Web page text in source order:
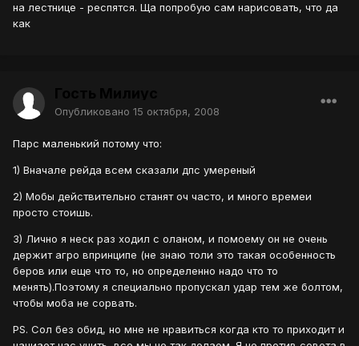
на лестнице - респятся. Ща попробую сам нарисовать, что да
как
Опубликовано 15 октября, 2008
Парс маленький потому что:
1) Вначале рейда всем сказали дпс умереный
2) Мобы действительно станят оч часто, и много времеи
просто стоишь.
3) Лично я неск раз ходил с оланом, и помоему он не очень
держит агро впринципе (не знаю толи это такая особенность
беров или еще что то, но определенно надо что то
менять).Поэтому я специально пропускал удар тем же болтом,
чтобы моба не сорвать.
PS. Сол без обид, но мне не нравиться когда кто то приходит и